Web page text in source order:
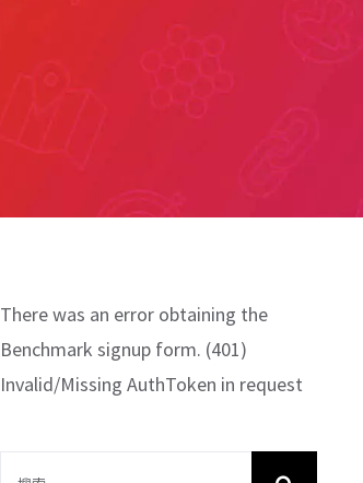
There was an error obtaining the
Benchmark signup form. (401)
Invalid/Missing AuthToken in request